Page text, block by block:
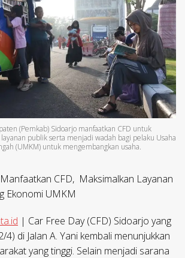
(Pemkab) Sidoarjo manfaatkan CFD untuk
publik serta menjadi wadah bagi pelaku Usaha
(UMKM) untuk mengembangkan usaha.
CFD, Maksimalkan Layanan
Ekonomi UMKM
| Car Free Day (CFD) Sidoarjo yang
4) di Jalan A. Yani kembali menunjukkan
yang tinggi. Selain menjadi sarana